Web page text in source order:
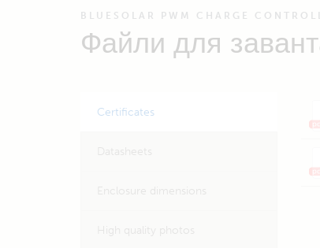
BLUESOLAR PWM CHARGE
Файли для
Certificates